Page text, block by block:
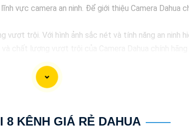
vực camera an ninh. Để giới thiệu Camera Dahua
trội. Với hình ảnh sắc nét và tính năng an ninh
8 KÊNH GIÁ RẺ DAHUA